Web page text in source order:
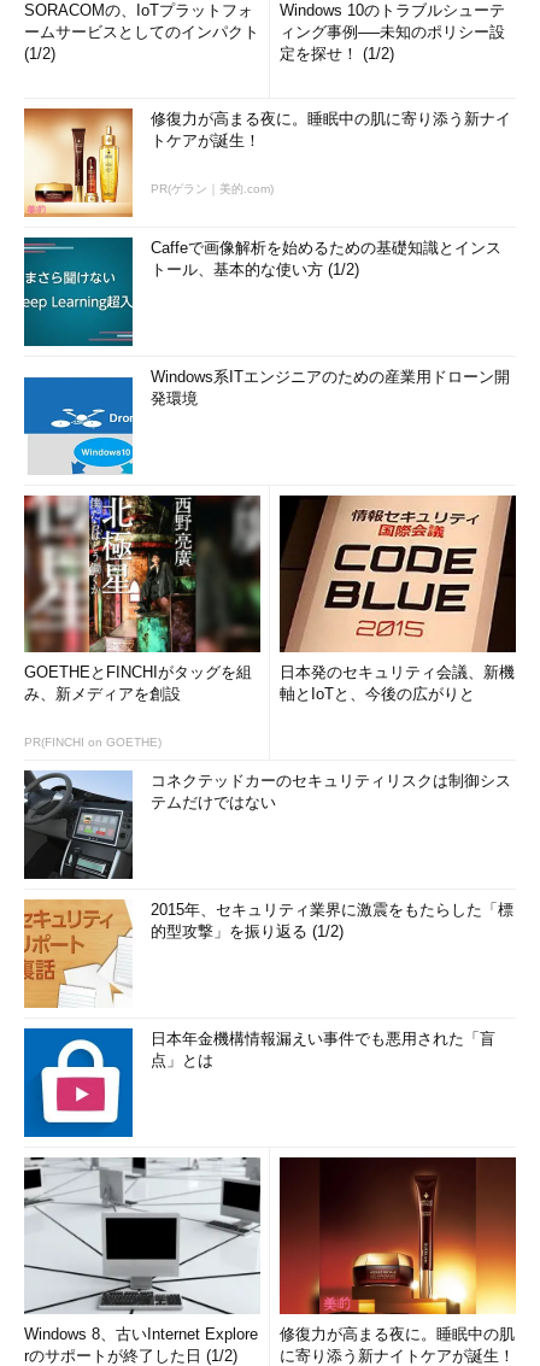
SORACOMの、IoTプラットフォ
ームサービスとしてのインパクト
(1/2)
Windows 10のトラブルシューテ
ィング事例──未知のポリシー設
定を探せ！ (1/2)
修復力が高まる夜に。睡眠中の肌に寄り添う新ナイ
トケアが誕生！
PR(ゲラン｜美的.com)
Caffeで画像解析を始めるための基礎知識とインス
トール、基本的な使い方 (1/2)
Windows系ITエンジニアのための産業用ドローン開
発環境
GOETHEとFINCHIがタッグを組
み、新メディアを創設
PR(FINCHI on GOETHE)
日本発のセキュリティ会議、新機
軸とIoTと、今後の広がりと
コネクテッドカーのセキュリティリスクは制御シス
テムだけではない
2015年、セキュリティ業界に激震をもたらした「標
的型攻撃」を振り返る (1/2)
日本年金機構情報漏えい事件でも悪用された「盲
点」とは
Windows 8、古いInternet Explore
rのサポートが終了した日 (1/2)
修復力が高まる夜に。睡眠中の肌
に寄り添う新ナイトケアが誕生！